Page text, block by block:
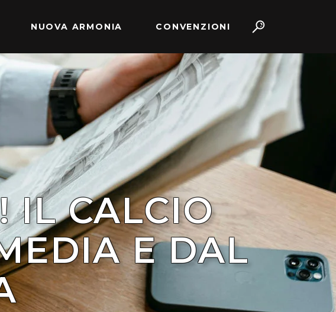
NUOVA ARMONIA CONVENZIONI
IL CALCIO
E DAL